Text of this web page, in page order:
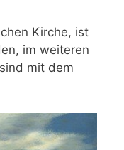
Kirche, ist
im weiteren
mit dem